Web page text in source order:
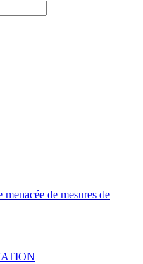
de mesures de